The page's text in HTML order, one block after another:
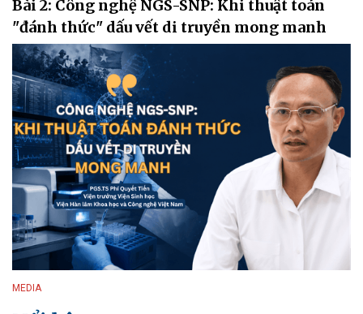
Bài 2: Công nghệ NGS-SNP: Khi thuật toán
"đánh thức" dấu vết di truyền mong manh
MEDIA